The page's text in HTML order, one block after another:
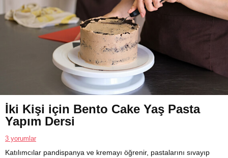
İki Kişi için Bento Cake Yaş Pasta
Yapım Dersi
3 yorumlar
Katılımcılar pandispanya ve kremayı öğrenir, pastalarını sıvayıp